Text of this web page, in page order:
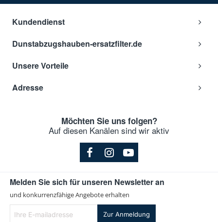
Kundendienst
Dunstabzugshauben-ersatzfilter.de
Unsere Vorteile
Adresse
Möchten Sie uns folgen?
Auf diesen Kanälen sind wir aktiv
Melden Sie sich für unseren Newsletter an
und konkurrenzfähige Angebote erhalten
E-
Zur Anmeldung